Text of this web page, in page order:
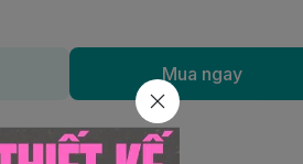
Mua ngay